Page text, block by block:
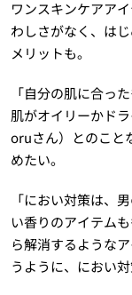
ワンスキンケアア
わしさがなく、は
メリットも。
「自分の肌に合っ
肌がオイリーかド
oruさん）とのこと
めたい。
「におい対策は、
い香りのアイテム
ら解消するような
うように、におい